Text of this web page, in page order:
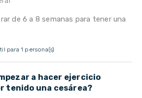
de 6 a 8 semanas para tener una
para 1 persona(s)
a hacer ejercicio
tenido una cesárea?